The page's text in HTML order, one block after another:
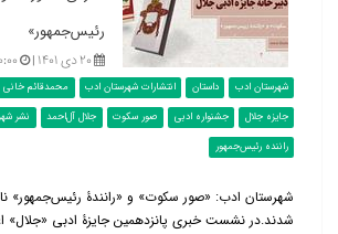
رئیس‌جمهور»
۲۰ دی ۱۴۰۱ |
شهرستان ادب داستان انتشارات شهرستان ادب محمدقائم خانی
جایزه جلال
جشنواره ادبی صور سکوت جلال آل‌احمد نشر
راننده رئیس‌جمهور
شهرستان ادب: «صور سکوت» و «رانندۀ رئیس‌جمهور»
شدند.در نشست خبری پانزدهمین جایزۀ ادبی «جلال»